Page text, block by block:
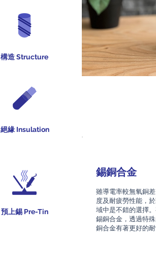
構造 Structure
絕緣 Insulation
預上錫 Pre-Tin
錫銅合金
雖導電率較無氧銅
度及耐疲勞性能，
域中是不錯的選擇
錫銅合金，透過特
銅合金有著更好的